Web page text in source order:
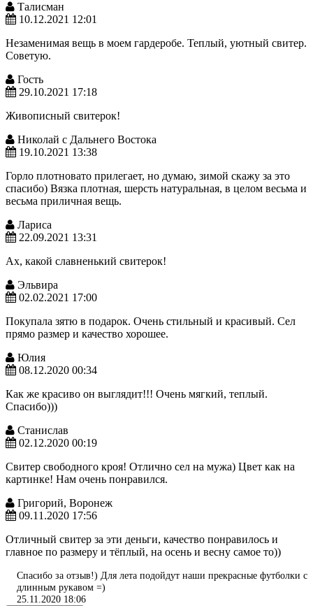
Талисман
10.12.2021 12:01
Незаменимая вещь в моем гардеробе. Теплый, уютный свитер.
Советую.
Гость
29.10.2021 17:18
Живописный свитерок!
Николай с Дальнего Востока
19.10.2021 13:38
Горло плотновато прилегает, но думаю, зимой скажу за это
спасибо) Вязка плотная, шерсть натуральная, в целом весьма и
весьма приличная вещь.
Лариса
22.09.2021 13:31
Ах, какой славненький свитерок!
Эльвира
02.02.2021 17:00
Покупала зятю в подарок. Очень стильный и красивый. Сел
прямо размер и качество хорошее.
Юлия
08.12.2020 00:34
Как же красиво он выглядит!!! Очень мягкий, теплый.
Спасибо)))
Станислав
02.12.2020 00:19
Свитер свободного кроя! Отлично сел на мужа) Цвет как на
картинке! Нам очень понравился.
Григорий, Воронеж
09.11.2020 17:56
Отличный свитер за эти деньги, качество понравилось и
главное по размеру и тёплый, на осень и весну самое то))
Спасибо за отзыв!) Для лета подойдут наши прекрасные футболки с
длинным рукавом =)
25.11.2020 18:06